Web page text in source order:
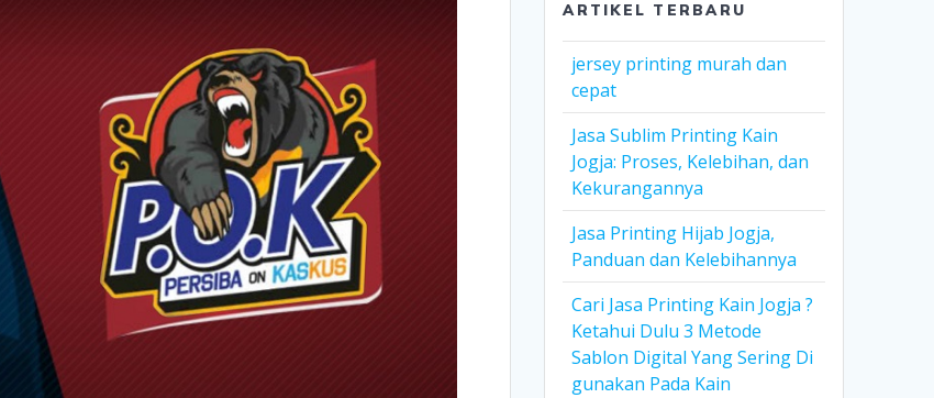
ARTIKEL TERBARU
jersey printing murah dan
cepat
Jasa Sublim Printing Kain
Jogja: Proses, Kelebihan, dan
Kekurangannya
Jasa Printing Hijab Jogja,
Panduan dan Kelebihannya
Cari Jasa Printing Kain Jogja ?
Ketahui Dulu 3 Metode
Sablon Digital Yang Sering Di
gunakan Pada Kain